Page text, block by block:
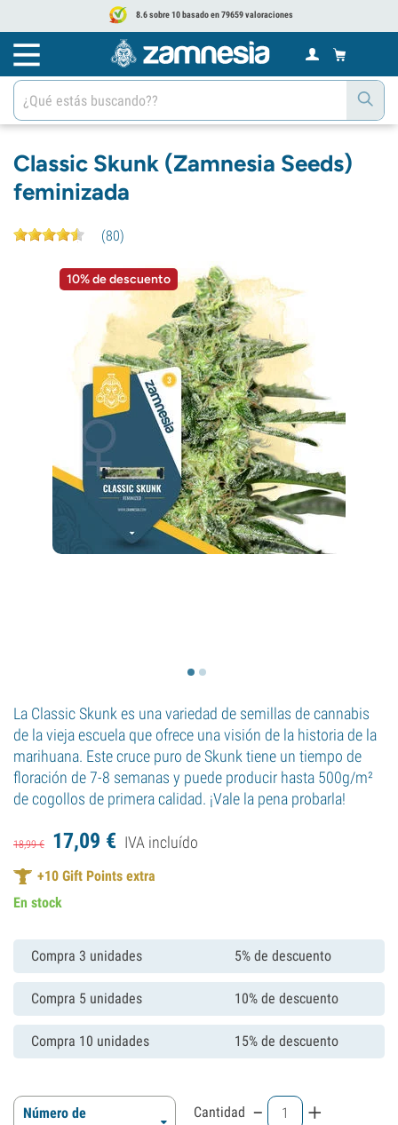
8.6 sobre 10 basado en 79659 valoraciones
Classic Skunk (Zamnesia Seeds)
feminizada
(80)
10% de descuento
La Classic Skunk es una variedad de semillas de cannabis
de la vieja escuela que ofrece una visión de la historia de la
marihuana. Este cruce puro de Skunk tiene un tiempo de
floración de 7-8 semanas y puede producir hasta 500g/m²
de cogollos de primera calidad. ¡Vale la pena probarla!
18,99€ 17,09 € IVA incluído
+10 Gift Points extra
En stock
Compra 3 unidades 5% de descuento
Compra 5 unidades 10% de descuento
Compra 10 unidades 15% de descuento
Número de
Cantidad - +